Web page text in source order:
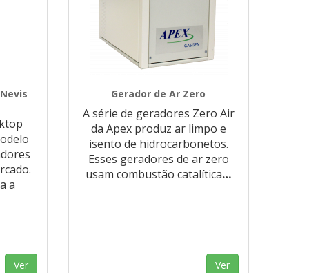
a
Ver
Gerador de Ar Zero
A série de geradores Zero Air
da Apex produz ar limpo e
isento de hidrocarbonetos.
Esses geradores de ar zero
usam combustão catalítica…
Ver